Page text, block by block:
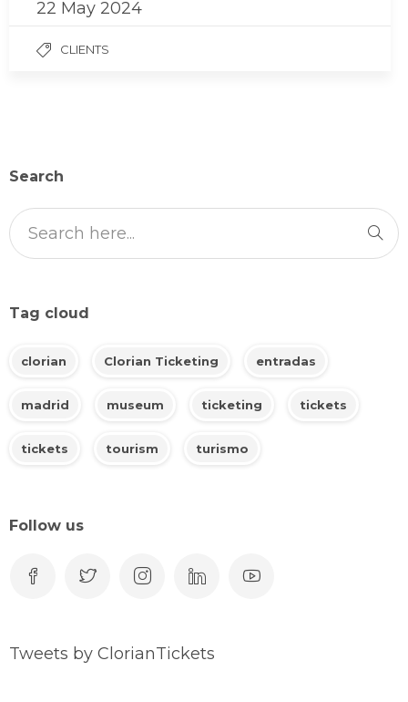
22 May 2024
CLIENTS
Search
Tag cloud
clorian Clorian Ticketing entradas
madrid museum ticketing tickets
tickets tourism turismo
Follow us
Tweets by ClorianTickets